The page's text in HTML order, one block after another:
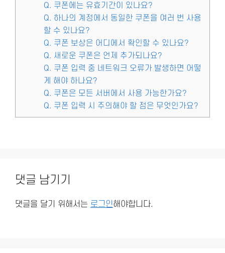
Q. 쿠폰에는 유효기간이 있나요?
Q. 하나의 계정에서 동일한 쿠폰을 여러 번 사용
할 수 있나요?
Q. 쿠폰 보상은 어디에서 확인할 수 있나요?
Q. 새로운 쿠폰은 언제 추가되나요?
Q. 쿠폰 입력 중 네트워크 오류가 발생하면 어떻
게 해야 하나요?
Q. 쿠폰은 모든 서버에서 사용 가능한가요?
Q. 쿠폰 입력 시 주의해야 할 점은 무엇인가요?
댓글 남기기
댓글을 달기 위해서는 로그인해야합니다.